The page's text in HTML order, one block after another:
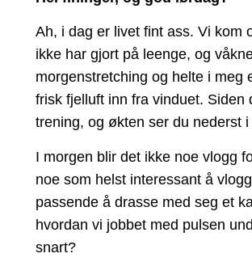
Ah, i dag er livet fint ass. Vi kom
ikke har gjort på leenge, og
morgenstretching og helte i meg
frisk fjelluft inn fra vinduet.
trening, og økten ser du nederst
I morgen blir det ikke noe vlogg
noe som helst interessant å
passende å drasse med seg et
hvordan vi jobbet med pulsen
snart?